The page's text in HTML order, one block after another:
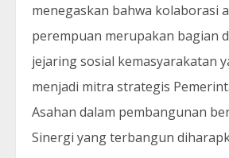
menegaskan bahwa kolaborasi
perempuan merupakan bagian
jejaring sosial kemasyarakatan
menjadi mitra strategis
Asahan dalam pembangunan
Sinergi yang terbangun